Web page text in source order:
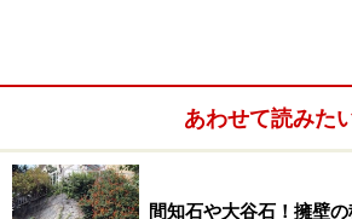
あわせて読みた
間知石や大谷石！擁壁